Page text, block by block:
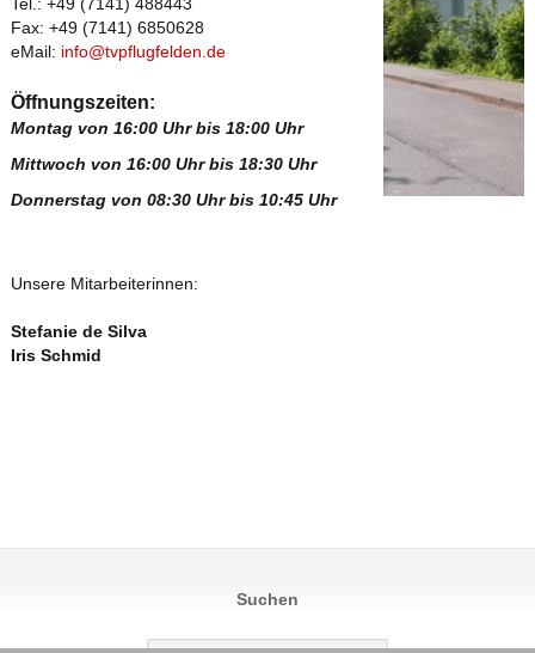
Tel.: +49 (7141) 488443
Fax: +49 (7141) 6850628
eMail: info@tvpflugfelden.de
Öffnungszeiten:
Montag von 16:00 Uhr bis 18:00 Uhr
Mittwoch von 16:00 Uhr bis 18:30 Uhr
Donnerstag von 08:30 Uhr bis 10:45 Uhr
Unsere Mitarbeiterinnen:
Stefanie de Silva
Iris Schmid
Suchen